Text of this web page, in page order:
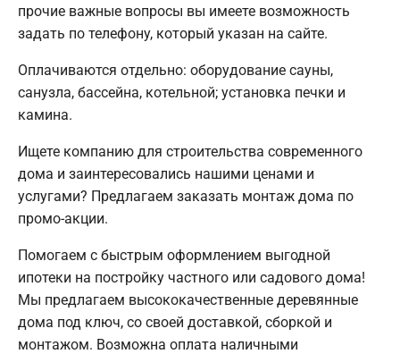
прочие важные вопросы вы имеете возможность
задать по телефону, который указан на сайте.
Оплачиваются отдельно: оборудование сауны,
санузла, бассейна, котельной; установка печки и
камина.
Ищете компанию для строительства современного
дома и заинтересовались нашими ценами и
услугами? Предлагаем заказать монтаж дома по
промо-акции.
Помогаем с быстрым оформлением выгодной
ипотеки на постройку частного или садового дома!
Мы предлагаем высококачественные деревянные
дома под ключ, со своей доставкой, сборкой и
монтажом. Возможна оплата наличными